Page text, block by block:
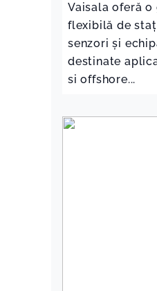
Vaisala oferă o
flexibilă de
senzori și
destinate
si offshore...